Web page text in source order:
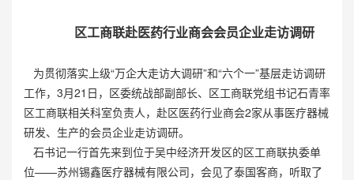
区工商联赴医药行业商会会员企业走访调研
为贯彻落实上级“万企大走访大调研”和“六个一”基层走访调研
工作，3月21日，区委统战部副部长、区工商联党组书记石青率
区工商联相关科室负责人，赴区医药行业商会2家从事医疗器械
研发、生产的会员企业走访调研。
石书记一行首先来到位于吴中经济开发区的区工商联执委单
位——苏州锡鑫医疗器械有限公司，会见了泰国客商，听取了